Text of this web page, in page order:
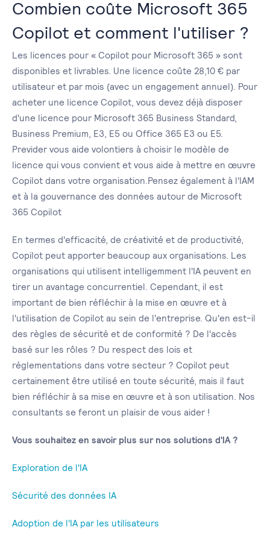
Combien coûte Microsoft 365
Copilot et comment l'utiliser ?
Les licences pour « Copilot pour Microsoft 365 » sont
disponibles et livrables. Une licence coûte 28,10 € par
utilisateur et par mois (avec un engagement annuel). Pour
acheter une licence Copilot, vous devez déjà disposer
d'une licence pour Microsoft 365 Business Standard,
Business Premium, E3, E5 ou Office 365 E3 ou E5.
Previder vous aide volontiers à choisir le modèle de
licence qui vous convient et vous aide à mettre en œuvre
Copilot dans votre organisation.Pensez également à l'IAM
et à la gouvernance des données autour de Microsoft
365 Copilot
En termes d'efficacité, de créativité et de productivité,
Copilot peut apporter beaucoup aux organisations. Les
organisations qui utilisent intelligemment l'IA peuvent en
tirer un avantage concurrentiel. Cependant, il est
important de bien réfléchir à la mise en œuvre et à
l'utilisation de Copilot au sein de l'entreprise. Qu'en est-il
des règles de sécurité et de conformité ? De l'accès
basé sur les rôles ? Du respect des lois et
réglementations dans votre secteur ? Copilot peut
certainement être utilisé en toute sécurité, mais il faut
bien réfléchir à sa mise en œuvre et à son utilisation. Nos
consultants se feront un plaisir de vous aider !
Vous souhaitez en savoir plus sur nos solutions d'IA ?
Exploration de l'IA
Sécurité des données IA
Adoption de l'IA par les utilisateurs